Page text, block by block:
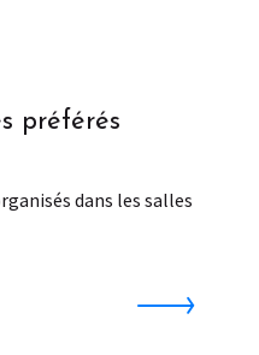
préférés
dans les salles